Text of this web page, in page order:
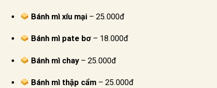
Bánh mì xíu mại – 25.000đ
Bánh mì pate bơ – 18.000đ
Bánh mì chay– 25.000đ
Bánh mì thập cẩm – 25.000đ